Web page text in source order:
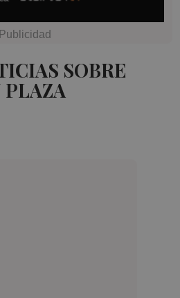
SOBRE
PLAZA